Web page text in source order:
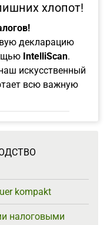
хлопот!
декларацию
IntelliScan.
искусственный
всю важную
kompakt
налоговыми